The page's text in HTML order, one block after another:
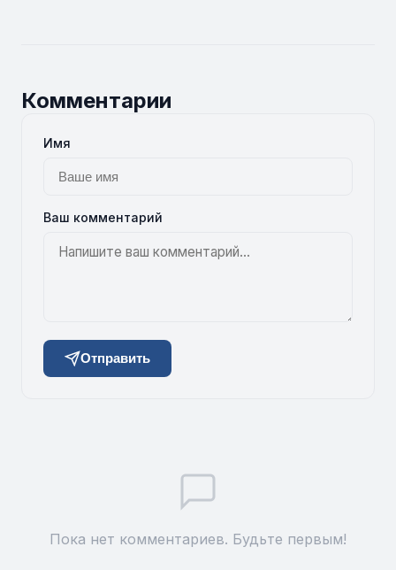
Комментарии
Имя
Ваш комментарий
Отправить
Пока нет комментариев. Будьте первым!